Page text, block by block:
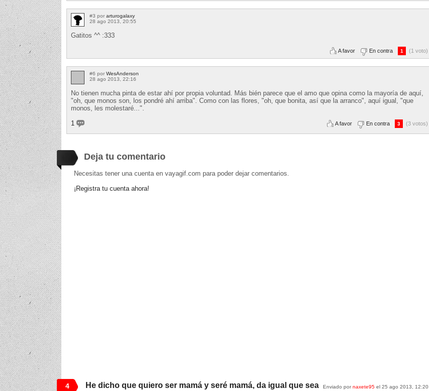
#3 por arturogalaxy
28 ago 2013, 20:55
Gatitos ^^ :333
A favor En contra 1 (1 voto)
#6 por WesAnderson
28 ago 2013, 22:16
No tienen mucha pinta de estar ahí por propia voluntad. Más bién parece que el amo que opina como la mayoría de aquí,
"oh, que monos son, los pondré ahí arriba". Como con las flores, "oh, que bonita, así que la arranco", aquí igual, "que
monos, les molestaré...".
1
A favor En contra 3 (3 votos)
Deja tu comentario
Necesitas tener una cuenta en vayagif.com para poder dejar comentarios.
¡Registra tu cuenta ahora!
4 Enviado pornaxete95 el 25 ago 2013, 12:20
He dicho que quiero ser mamá y seré mamá, da igual que sea